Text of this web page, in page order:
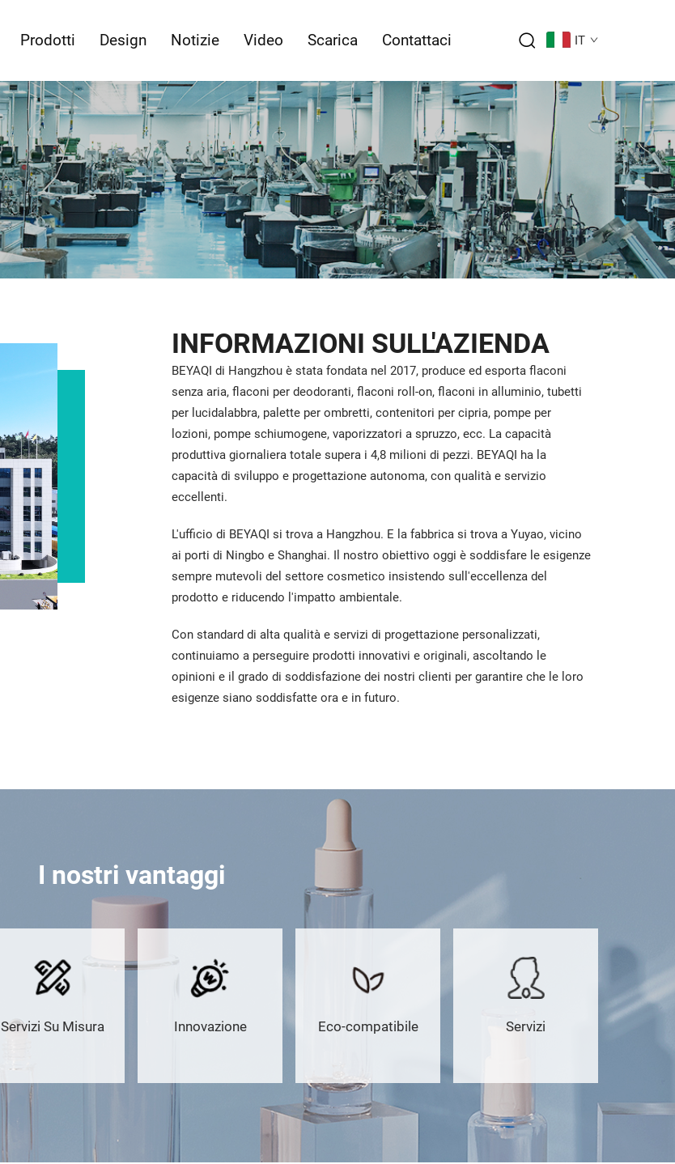
Prodotti Design Notizie Video Scarica Contattaci IT
INFORMAZIONI SULL'AZIENDA
BEYAQI di Hangzhou è stata fondata nel 2017, produce ed esporta flaconi
senza aria, flaconi per deodoranti, flaconi roll-on, flaconi in alluminio, tubetti
per lucidalabbra, palette per ombretti, contenitori per cipria, pompe per
lozioni, pompe schiumogene, vaporizzatori a spruzzo, ecc. La capacità
produttiva giornaliera totale supera i 4,8 milioni di pezzi. BEYAQI ha la
capacità di sviluppo e progettazione autonoma, con qualità e servizio
eccellenti.
L'ufficio di BEYAQI si trova a Hangzhou. E la fabbrica si trova a Yuyao, vicino
ai porti di Ningbo e Shanghai. Il nostro obiettivo oggi è soddisfare le esigenze
sempre mutevoli del settore cosmetico insistendo sull'eccellenza del
prodotto e riducendo l'impatto ambientale.
Con standard di alta qualità e servizi di progettazione personalizzati,
continuiamo a perseguire prodotti innovativi e originali, ascoltando le
opinioni e il grado di soddisfazione dei nostri clienti per garantire che le loro
esigenze siano soddisfatte ora e in futuro.
I nostri vantaggi
Servizi Su Misura Innovazione Eco-compatibile Servizi